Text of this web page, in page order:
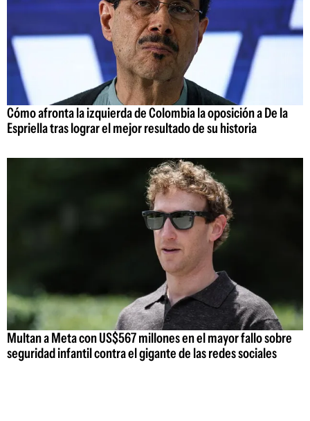
Cómo afronta la izquierda de Colombia la oposición a De la
Espriella tras lograr el mejor resultado de su historia
Multan a Meta con US$567 millones en el mayor fallo sobre
seguridad infantil contra el gigante de las redes sociales